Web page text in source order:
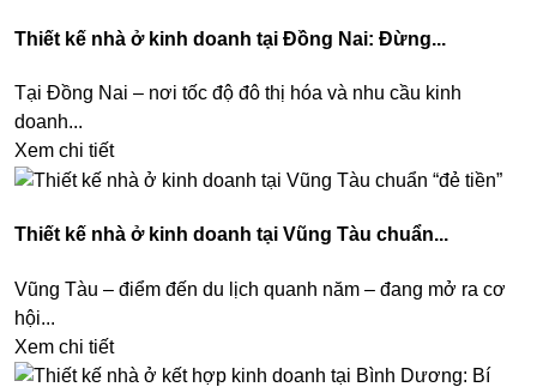
Thiết kế nhà ở kinh doanh tại Đồng Nai: Đừng...
Tại Đồng Nai – nơi tốc độ đô thị hóa và nhu cầu kinh
doanh...
Xem chi tiết
Thiết kế nhà ở kinh doanh tại Vũng Tàu chuẩn...
Vũng Tàu – điểm đến du lịch quanh năm – đang mở ra cơ
hội...
Xem chi tiết